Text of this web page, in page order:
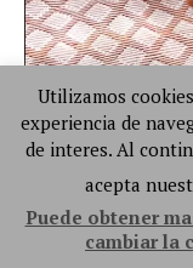
Utilizamos
experiencia de
de interes. Al
acepta
Puede obtener
cambiar la